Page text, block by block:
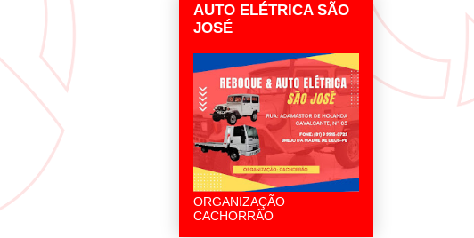
AUTO ELÉTRICA SÃO
JOSÉ
ORGANIZAÇÃO
CACHORRÃO